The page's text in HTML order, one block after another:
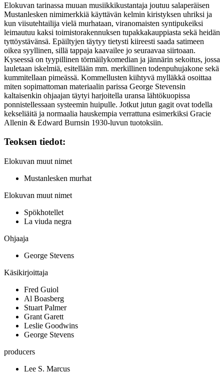
Elokuvan tarinassa muuan musiikkikustantaja joutuu salaperäisen
Mustanlesken nimimerkkiä käyttävän kelmin kiristyksen uhriksi ja
kun viisutehtailija vielä murhataan, viranomaisten syntipukeiksi
leimautuu kaksi toimistorakennuksen tupakkakauppiasta sekä heidän
tyttöystävänsä. Epäiltyjen täytyy tietysti kiireesti saada satimeen
oikea syyllinen, sillä tappaja kaavailee jo seuraavaa siirtoaan.
Kyseessä on tyypillinen törmäilykomedian ja jännärin sekoitus, jossa
lauletaan iskelmiä, esitellään mm. merkillinen todenpuhujakone sekä
kummitellaan pimeässä. Kommellusten kiihtyvä mylläkkä osoittaa
miten sopimattoman materiaalin parissa George Stevensin
kaltaisenkin ohjaajan täytyi harjoitella uransa lähtökuopissa
ponnistellessaan systeemin huipulle. Jotkut jutun gagit ovat todella
kekseliäitä ja normaalia hauskempia verrattuna esimerkiksi Gracie
Allenin & Edward Burnsin 1930‑luvun tuotoksiin.
Teoksen tiedot:
Elokuvan muut nimet
Mustanlesken murhat
Elokuvan muut nimet
Spökhotellet
La viuda negra
Ohjaaja
George Stevens
Käsikirjoittaja
Fred Guiol
Al Boasberg
Stuart Palmer
Grant Garett
Leslie Goodwins
George Stevens
producers
Lee S. Marcus